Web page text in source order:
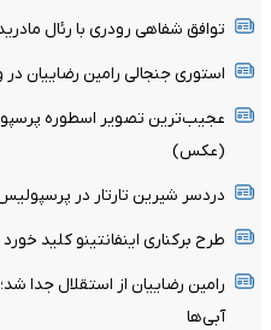
توافق شفاهی رودری با رئال
استوری جنجالی رامین رضاییان
عجیب‌ترین تصویر اسطوره
(عکس)
دردسر شیرین تارتار در
طرح برکناری اینفانتینو کلید خورد
رامین رضاییان از استقلال جدا
آبی‌ها